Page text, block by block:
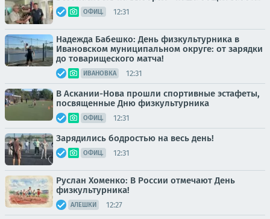
ОФИЦ. 12:31
Надежда Бабешко: День физкультурника в
Ивановском муниципальном округе: от зарядки
до товарищеского матча!
ИВАНОВКА 12:31
В Аскании-Нова прошли спортивные эстафеты,
посвященные Дню физкультурника
ОФИЦ. 12:31
Зарядились бодростью на весь день!
ОФИЦ. 12:31
Руслан Хоменко: В России отмечают День
физкультурника!
АЛЕШКИ 12:27